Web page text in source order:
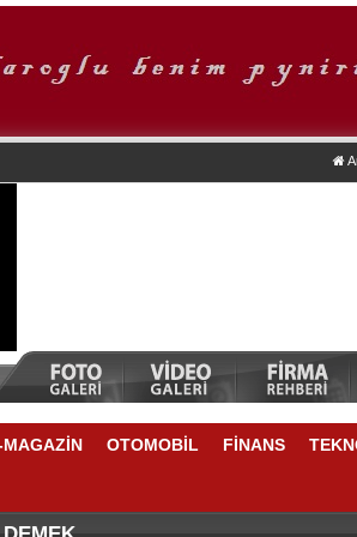
MAGAZİN OTOMOBİL FİNANS
REKABETÇİLİĞİ ARTIRACAK
DÖNEME İLİŞKİN ÖNEMLİ